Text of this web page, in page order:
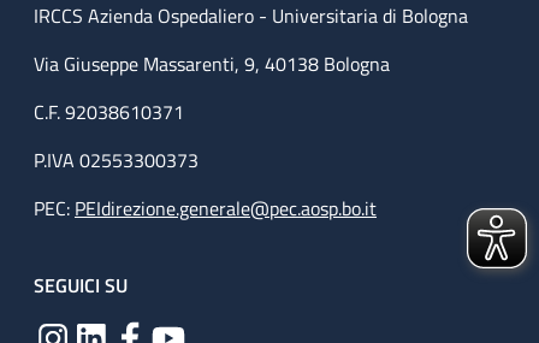
IRCCS Azienda Ospedaliero - Universitaria di Bologna
Via Giuseppe Massarenti, 9, 40138 Bologna
C.F. 92038610371
P.IVA 02553300373
PEC: PEIdirezione.generale@pec.aosp.bo.it
SEGUICI SU